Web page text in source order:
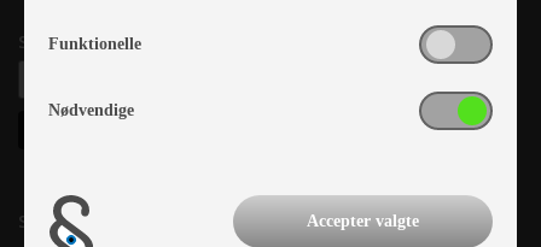
Samtykke til nyhedsbrev
Salgsafdeling:
Funktionelle
Nødvendige
Accepter valgte